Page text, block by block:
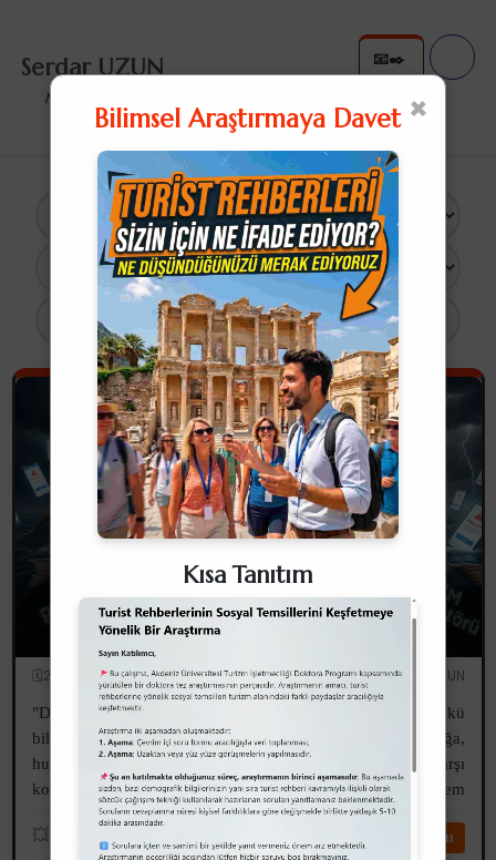
Serdar UZUN
Nullius in Verba
📧✒️
7 Sonuç
Vay Başıma Gelenler
GSM Operatörlerinin "Gizli Abonelik"
Tuzaklarına Kim Dur Diyecek?
🗓️21.02.2026 ✏️Serdar UZUN
"Devlet baba" ya da "Devlet ana" deriz biz. Neden? Çünkü
biliriz ki devlet, vatandaşına sahip çıkar; onu haksızlığa,
hukuksuzluğa ve vahşi piyasa koşullarının insafsızlığına karşı
korur. Kendi evladını, kâr hırsıyla gözü dönmüş balıklara yem
etmez! F...
💥
Devamını Oku
×
Bilimsel Araştırmaya Davet
Kısa Tanıtım